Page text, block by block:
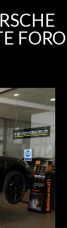
FORO